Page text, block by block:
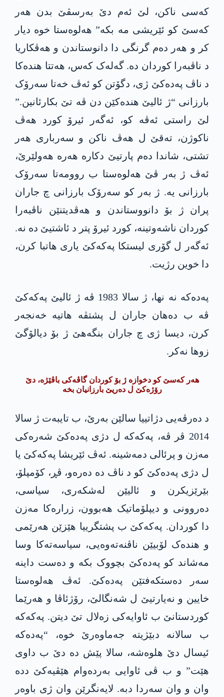
کەسی ناکن، لێ ئەم دێ بەرسڤێ بدن ھەر
کەسێ کو ئێریشی مە بکە” ھەلوەستا خوە دیار
کر و ھەر دەم گرنگی دا دانوستاندن و ھەڤکاریا
د ناڤبەرا کوردان دە. گەلەک کەس، ھەتتا ھندەکا
د ناڤ پەدەکێ ژی، دگۆتن کو ئەڤ خەتا سەرۆک
بارزانی “ژ ئالیێ ھندەکێن دن ڤە تێ بکارئانین.”
لێ راستی ئەڤە کو، ئەگەر ئیرۆ کورد ھەڤ
ناکوژن، تەقێ ل ھەڤ ناکن و سەرباری ھەر
تشتی، شاندا دەم پارتیێ دکارە ھەرە ھەولێرێ،
ئەڤ ژ بەر ڤێ ھەلوەستا ب روومەتا سەرۆک
بارزانی یە. ژ بەر کو سەرۆک بارزانی چ جاران
پران ژ بۆ دانووستاندن و ھەڤدیتنێن ناڤبەرا
کوردان ناشەوتینە، کورد ئیرۆ پتر د ئاشتیێ دە نە.
ئەگەر ل گۆری لیستکا پەکەکێ یاری هاتبا کرن،
دا خوین رژیت.
پەدەکە نە نها، ژ سالا 1983 ڤە ژ ئالیێ پەکەکێ
ڤە ب دەھان جاران ل پشتڤە هاتیە خەنجەر
کرن، دیسا ژی چ جاران بنگەھێ ژ بۆ دیالۆگێ
زوھا نەکر.
ھەر کەسێ کو دخوازە ژ بۆ کوردان گاڤەکی باڤێژە، دێ
رۆژەکێ ل دەریێ بارزانیان بخە
د دەرڤەیی دژاتییا سالێن بەرێ، ب تایبەت ژ سالا
2014 ڤر ڤە، پەکەکە ل دژی پەدەکێ شەرەکی
مەزن و پرئالی دمەشینە. ئەڤ ئێریشا پەکەکێ یا
ل دژی پەدەکێ کو د ناڤ دە دەرەو، ڤڕ، کۆمپلۆ،
بێرێزیکرن و ئالیێن لەشکەری، سیاسی،
دەروونی و دیپلۆماتیک ھەبوون، زرارەکا مەزن
دا کوردان. پەکەکێ ب پشتگرییا ھێزێن ھەرێمی
و ھندەک لۆبیێن ناڤنەتەوەیی، سیاسەتەکا وسا
مەشاند کو پەدەکێ بچووک بکە و دەست داینە
سەر دەستکەفتێن پەدەکێ. ئەڤ ھەلوەستا
خایین و نەیارتیێ ل شەنگالێ، رۆژئاڤا و ھەرێما
کوردستانێ ب ئاوایەکی زەلال تێ دیتن. پەکەکە
ب سالانە دبێژیتە جەماوەرێ خوە، “پەدەکە
ئیسال دێ ھلوەشە، سالا پێش دە دێ ب داوی
هێت” و ب ڤی ئاوایی بەردەوام ھێڤیەکێ ددە
وان و وان سەردا دبە. لایەنگرێن وان ژی باوەر